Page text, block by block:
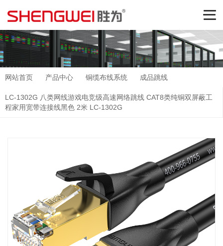
网站首页 产品中心 铜缆布线系统 成品跳线
LC-1302G 八类网线游戏电竞级高速网络跳线 CAT8类纯铜双屏蔽工
程家用宽带连接线黑色 2米 LC-1302G